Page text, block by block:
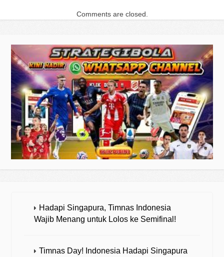
Comments are closed.
Hadapi Singapura, Timnas Indonesia
Wajib Menang untuk Lolos ke Semifinal!
Timnas Day! Indonesia Hadapi Singapura